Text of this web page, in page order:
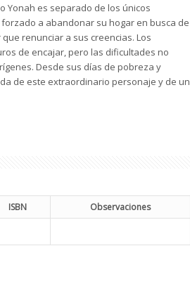
Yonah es separado de los únicos
a abandonar su hogar en busca de
renunciar a sus creencias. Los
de encajar, pero las dificultades no
Desde sus días de pobreza y
de este extraordinario personaje y de un
ISBN Observaciones